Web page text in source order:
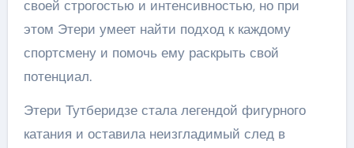
своей строгостью и интенсивностью, но при
этом Этери умеет найти подход к каждому
спортсмену и помочь ему раскрыть свой
потенциал.
Этери Тутберидзе стала легендой фигурного
катания и оставила неизгладимый след в